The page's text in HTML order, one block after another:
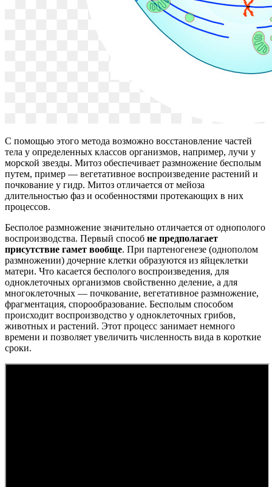
С помощью этого метода возможно восстановление частей
тела у определенных классов организмов, например, лучи у
морской звезды. Митоз обеспечивает размножение бесполым
путем, пример — вегетативное воспроизведение растений и
почкование у гидр. Митоз отличается от мейоза
длительностью фаз и особенностями протекающих в них
процессов.
Бесполое размножение значительно отличается от однополого
воспроизводства. Первый способ не предполагает
присутствие гамет вообще. При партеногенезе (однополом
размножении) дочерние клетки образуются из яйцеклетки
матери. Что касается бесполого воспроизведения, для
одноклеточных организмов свойственно деление, а для
многоклеточных — почкование, вегетативное размножение,
фрагментация, спорообразование. Бесполым способом
происходит воспроизводство у одноклеточных грибов,
животных и растений. Этот процесс занимает немного
времени и позволяет увеличить численность вида в короткие
сроки.